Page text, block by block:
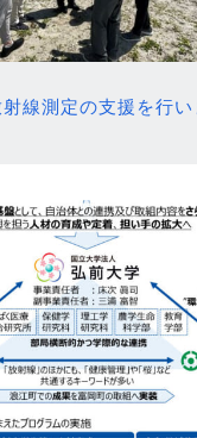
線測定の支援を行い